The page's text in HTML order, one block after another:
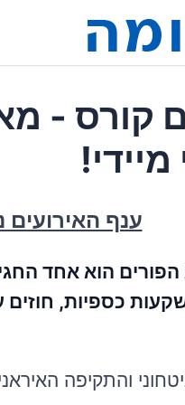
קורס -
ענף האירועים
הפורים הוא אחד
כספיות,
והתקיפה